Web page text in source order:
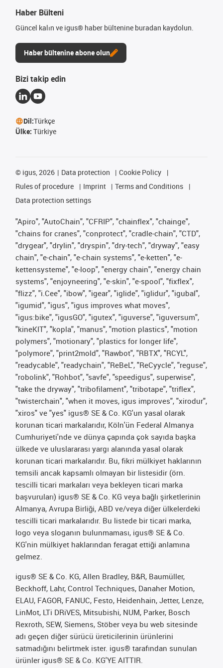
Haber Bülteni
Güncel kalın ve igus® haber bültenine buradan kaydolun.
Haber bültenine abone olun
Bizi takip edin
Dil:Türkçe
Ülke: Türkiye
© igus, 2026 Data protection
Cookie Policy
Rules of procedure
Imprint
Terms and Conditions
Data protection settings
"Apiro", "AutoChain", "CFRIP", "chainflex", "chainge",
"chains for cranes", "conprotect", "cradle-chain", "CTD",
"drygear", "drylin", "dryspin", "dry-tech", "dryway", "easy
chain", "e-chain", "e-chain systems", "e-ketten", "e-
kettensysteme", "e-loop", "energy chain", "energy chain
systems", "enjoyneering", "e-skin", "e-spool", "fixflex",
"flizz", "i.Cee", "ibow", "igear", "iglide", "iglidur", "igubal",
"igumid", "igus", "igus improves what moves",
"igus:bike", "igusGO", "igutex", "iguverse", "iguversum",
"kineKIT", "kopla", "manus", "motion plastics", "motion
polymers", "motionary", "plastics for longer life",
"polymore", "print2mold", "Rawbot", "RBTX", "RCYL",
"readycable", "readychain", "ReBeL", "ReCyycle", "reguse",
"robolink", "Rohbot", "savfe", "speedigus", superwise",
"take the dryway", "tribofilament", "tribotape", "triflex",
"twisterchain", "when it moves, igus improves", "xirodur",
"xiros" ve "yes" igus® SE & Co. KG'un yasal olarak
korunan ticari markalarıdır, Köln'ün Federal Almanya
Cumhuriyeti'nde ve dünya çapında çok sayıda başka
ülkede ve uluslararası yargı alanında yasal olarak
korunan ticari markalarıdır. Bu, fikri mülkiyet haklarının
temsili ancak kapsamlı olmayan bir listesidir (örn.
tescilli ticari markaları veya bekleyen ticari marka
başvuruları) igus® SE & Co. KG veya bağlı şirketlerinin
Almanya, Avrupa Birliği, ABD ve/veya diğer ülkelerdeki
tescilli ticari markalarıdır. Bu listede bir ticari marka,
logo veya sloganın bulunmaması, igus® SE & Co.
KG'nin mülkiyet haklarından feragat ettiği anlamına
gelmez.
igus® SE & Co. KG, Allen Bradley, B&R, Baumüller,
Beckhoff, Lahr, Control Techniques, Danaher Motion,
ELAU, FAGOR, FANUC, Festo, Heidenhain, Jetter, Lenze,
LinMot, LTi DRiVES, Mitsubishi, NUM, Parker, Bosch
Rexroth, SEW, Siemens, Stöber veya bu web sitesinde
adı geçen diğer sürücü üreticilerinin ürünlerini
satmadığını belirtmek ister. igus® tarafından sunulan
ürünler igus® SE & Co. KG'YE AITTIR.